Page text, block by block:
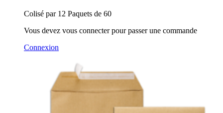
Colisé par 12 Paquets de 60
Vous devez vous connecter pour passer une commande
Connexion